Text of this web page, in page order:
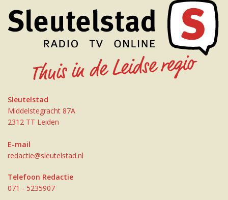
Sleutelstad
Middelstegracht 87A
2312 TT Leiden
E-mail
redactie@sleutelstad.nl
Telefoon Redactie
071 - 5235907